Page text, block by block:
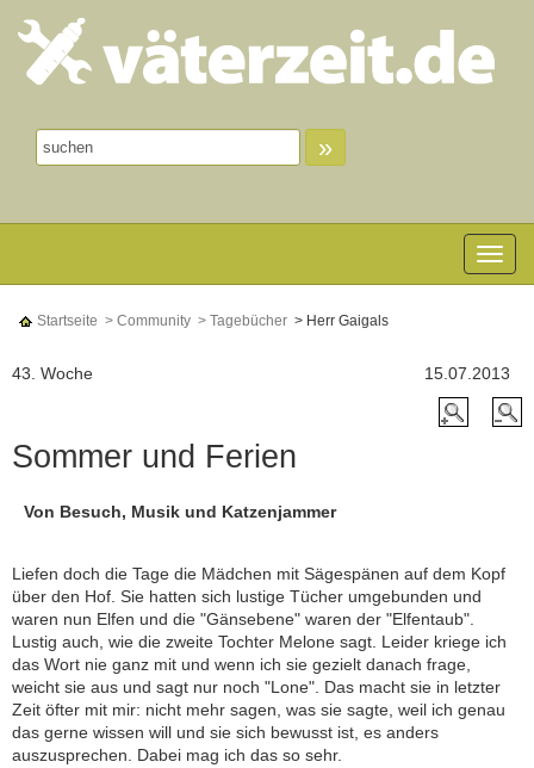
»
Toggle
Startseite > Community > Tagebücher > Herr Gaigals
15.07.2013
43. Woche
Sommer und Ferien
Von Besuch, Musik und Katzenjammer
Liefen doch die Tage die Mädchen mit Sägespänen auf dem Kopf
über den Hof. Sie hatten sich lustige Tücher umgebunden und
waren nun Elfen und die "Gänsebene" waren der "Elfentaub".
Lustig auch, wie die zweite Tochter Melone sagt. Leider kriege ich
das Wort nie ganz mit und wenn ich sie gezielt danach frage,
weicht sie aus und sagt nur noch "Lone". Das macht sie in letzter
Zeit öfter mit mir: nicht mehr sagen, was sie sagte, weil ich genau
das gerne wissen will und sie sich bewusst ist, es anders
auszusprechen. Dabei mag ich das so sehr.